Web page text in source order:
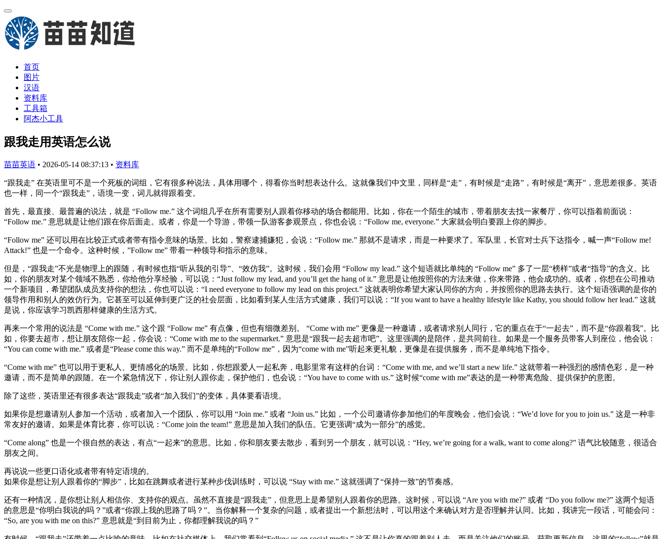
首页
图片
汉语
资料库
工具箱
阿杰小工具
跟我走用英语怎么说
苗苗英语 • 2026-05-14 08:37:13 • 资料库
“跟我走” 在英语里可不是一个死板的词组，它有很多种说法，具体用哪个，得看你当时想表达什么。这就像我们中文里，同样是“走”，有时候是“走路”，有时候是“离开”，意思差很多。英语
也一样，同一个“跟我走”，语境一变，词儿就得跟着变。
首先，最直接、最普遍的说法，就是 “Follow me.” 这个词组几乎在所有需要别人跟着你移动的场合都能用。比如，你在一个陌生的城市，带着朋友去找一家餐厅，你可以指着前面说：
“Follow me.” 意思就是让他们跟在你后面走。或者，你是一个导游，带领一队游客参观景点，你也会说：“Follow me, everyone.” 大家就会明白要跟上你的脚步。
“Follow me” 还可以用在比较正式或者带有指令意味的场景。比如，警察逮捕嫌犯，会说：“Follow me.” 那就不是请求，而是一种要求了。军队里，长官对士兵下达指令，喊一声“Follow me!
Attack!” 也是一个命令。这种时候，”Follow me” 带着一种领导和指示的意味。
但是，“跟我走”不光是物理上的跟随，有时候也指“听从我的引导”、“效仿我”。这时候，我们会用 “Follow my lead.” 这个短语就比单纯的 “Follow me” 多了一层“榜样”或者“指导”的含义。比
如，你的朋友对某个领域不熟悉，你给他分享经验，可以说：“Just follow my lead, and you’ll get the hang of it.” 意思是让他按照你的方法来做，你来带路，他会成功的。或者，你想在公司推动
一个新项目，希望团队成员支持你的想法，你也可以说：“I need everyone to follow my lead on this project.” 这就表明你希望大家认同你的方向，并按照你的思路去执行。这个短语强调的是你的
领导作用和别人的效仿行为。它甚至可以延伸到更广泛的社会层面，比如看到某人生活方式健康，我们可以说：“If you want to have a healthy lifestyle like Kathy, you should follow her lead.” 这就
是说，你应该学习凯西那样健康的生活方式。
再来一个常用的说法是 “Come with me.” 这个跟 “Follow me” 有点像，但也有细微差别。 “Come with me” 更像是一种邀请，或者请求别人同行，它的重点在于“一起去”，而不是“你跟着我”。比
如，你要去超市，想让朋友陪你一起，你会说：“Come with me to the supermarket.” 意思是“跟我一起去超市吧”。这里强调的是陪伴，是共同前往。如果是一个服务员带客人到座位，他会说：
“You can come with me.” 或者是“Please come this way.” 而不是单纯的“Follow me”，因为“come with me”听起来更礼貌，更像是在提供服务，而不是单纯地下指令。
“Come with me” 也可以用于更私人、更情感化的场景。比如，你想跟爱人一起私奔，电影里常有这样的台词：“Come with me, and we’ll start a new life.” 这就带着一种强烈的感情色彩，是一种
邀请，而不是简单的跟随。在一个紧急情况下，你让别人跟你走，保护他们，也会说：“You have to come with us.” 这时候“come with me”表达的是一种带离危险、提供保护的意图。
除了这些，英语里还有很多表达“跟我走”或者“加入我们”的变体，具体要看语境。
如果你是想邀请别人参加一个活动，或者加入一个团队，你可以用 “Join me.” 或者 “Join us.” 比如，一个公司邀请你参加他们的年度晚会，他们会说：“We’d love for you to join us.” 这是一种非
常友好的邀请。如果是体育比赛，你可以说：“Come join the team!” 意思是加入我们的队伍。它更强调“成为一部分”的感觉。
“Come along” 也是一个很自然的表达，有点“一起来”的意思。比如，你和朋友要去散步，看到另一个朋友，就可以说：“Hey, we’re going for a walk, want to come along?” 语气比较随意，很适合
朋友之间。
再说说一些更口语化或者带有特定语境的。
如果你是想让别人跟着你的“脚步”，比如在跳舞或者进行某种步伐训练时，可以说 “Stay with me.” 这就强调了“保持一致”的节奏感。
还有一种情况，是你想让别人相信你、支持你的观点。虽然不直接是“跟我走”，但意思上是希望别人跟着你的思路。这时候，可以说 “Are you with me?” 或者 “Do you follow me?” 这两个短语
的意思是“你明白我说的吗？”或者“你跟上我的思路了吗？”。当你解释一个复杂的问题，或者提出一个新想法时，可以用这个来确认对方是否理解并认同。比如，我讲完一段话，可能会问：
“So, are you with me on this?” 意思就是“到目前为止，你都理解我说的吗？”